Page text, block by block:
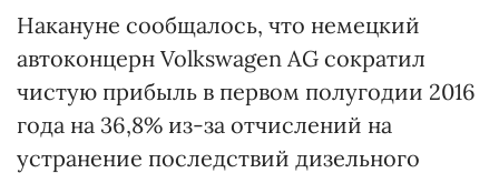
Накануне сообщалось, что немецкий
автоконцерн Volkswagen AG сократил
чистую прибыль в первом полугодии 2016
года на 36,8% из-за отчислений на
устранение последствий дизельного